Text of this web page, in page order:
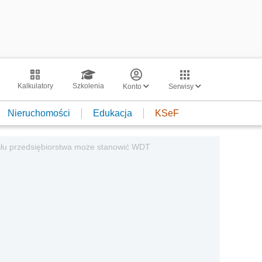
Kalkulatory Szkolenia Konto Serwisy
Nieruchomości Edukacja KSeF
przedsiębiorstwa może stanowić WDT